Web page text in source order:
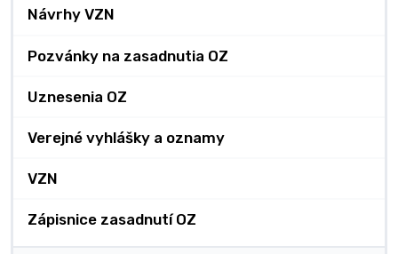
Návrhy VZN
Pozvánky na zasadnutia OZ
Uznesenia OZ
Verejné vyhlášky a oznamy
VZN
Zápisnice zasadnutí OZ